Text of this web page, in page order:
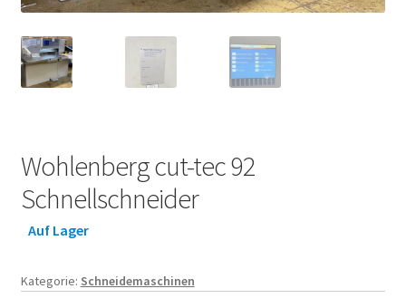
Wohlenberg cut-tec 92
Schnellschneider
Auf Lager
Kategorie: Schneidemaschinen